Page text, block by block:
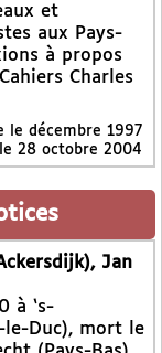
et
aux Pays-
à propos
Charles
le décembre 1997
28 octobre 2004
Jan
à ‘s-
le-Duc), mort le